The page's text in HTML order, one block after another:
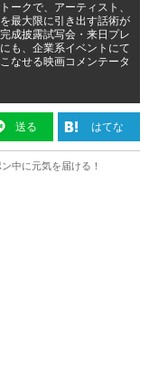
ークで、アーティスト、
最大限に引き出す話術が
成披露試写会・来日プレ
も、企業系イベントにて
なせる映画コメンテータ
送る はてな
中に元気を届ける！